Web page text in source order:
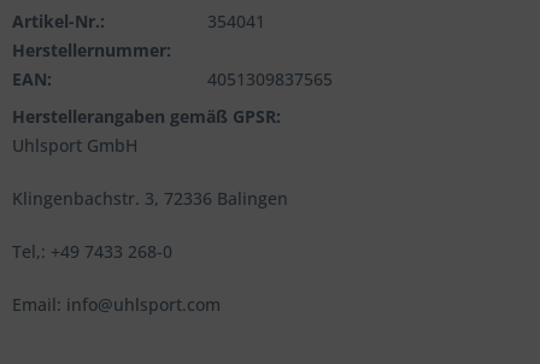
Artikel-Nr.:
354041
Herstellernummer:
EAN:
4051309837565
Herstellerangaben gemäß GPSR:
Uhlsport GmbH
Klingenbachstr. 3, 72336 Balingen
Tel,: +49 7433 268-0
Email: info@uhlsport.com